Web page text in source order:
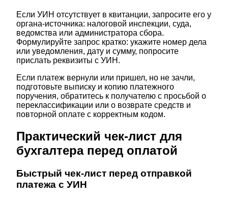
Если УИН отсутствует в квитанции, запросите его у
органа‑источника: налоговой инспекции, суда,
ведомства или администратора сбора.
Формулируйте запрос кратко: укажите номер дела
или уведомления, дату и сумму, попросите
прислать реквизиты с УИН.
Если платеж вернули или пришел, но не зачли,
подготовьте выписку и копию платежного
поручения, обратитесь к получателю с просьбой о
переклассификации или о возврате средств и
повторной оплате с корректным кодом.
Практический чек‑лист для
бухгалтера перед оплатой
Быстрый чек‑лист перед отправкой
платежа с УИН